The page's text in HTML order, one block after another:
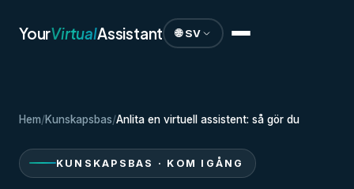
YourVirtualAssistant 🌐 SV
Hem/Kunskapsbas/Anlita en virtuell assistent: så gör du
KUNSKAPSBAS · KOM IGÅNG